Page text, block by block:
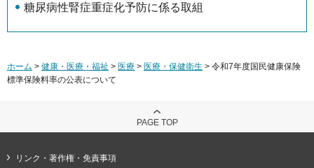
糖尿病性腎症重症化予防に係る取組
ホーム > 健康・医療・福祉 > 医療 > 医療・保健衛生 > 令和7年度国民健康保険
標準保険料率の公表について
PAGE TOP
リンク・著作権・免責事項